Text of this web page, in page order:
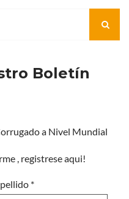
Boletín
a Nivel Mundial
, registrese aqui!
*